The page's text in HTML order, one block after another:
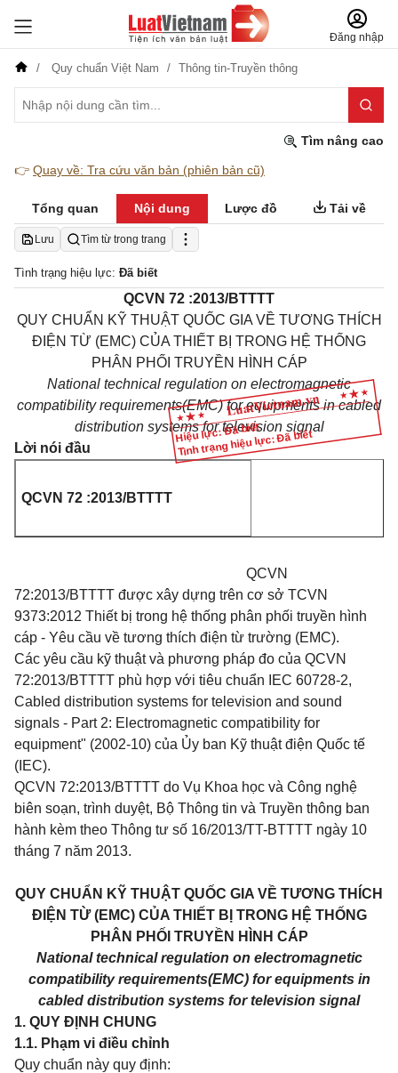
Đăng nhập
Quy chuẩn Việt Nam Thông tin-Truyền thông
Tìm nâng cao
👉 Quay về: Tra cứu văn bản (phiên bản cũ)
Tổng quan Nội dung Lược đồ Tải về
Lưu Tìm từ trong trang
Tình trạng hiệu lực: Đã biết
Hiệu lực: Đã biết
Tình trạng hiệu lực: Đã biết
QCVN 72 :2013/BTTTT
QUY CHUẨN KỸ THUẬT QUỐC GIA VỀ TƯƠNG THÍCH
ĐIỆN TỪ (EMC) CỦA THIẾT BỊ TRONG HỆ THỐNG
PHÂN PHỐI TRUYỀN HÌNH CÁP
National technical regulation on electromagnetic
compatibility requirements(EMC) for equipments in cabled
distribution systems for television signal
Lời nói đầu
QCVN 72 :2013/BTTTT
QCVN
72:2013/BTTTT được xây dựng trên cơ sở TCVN
9373:2012 Thiết bị trong hệ thống phân phối truyền hình
cáp - Yêu cầu về tương thích điện từ trường (EMC).
Các yêu cầu kỹ thuật và phương pháp đo của QCVN
72:2013/BTTTT phù hợp với tiêu chuẩn IEC 60728-2,
Cabled distribution systems for television and sound
signals - Part 2: Electromagnetic compatibility for
equipment" (2002-10) của Ủy ban Kỹ thuật điện Quốc tế
(IEC).
QCVN 72:2013/BTTTT do Vụ Khoa học và Công nghệ
biên soạn, trình duyệt, Bộ Thông tin và Truyền thông ban
hành kèm theo Thông tư số 16/2013/TT-BTTTT ngày 10
tháng 7 năm 2013.
QUY CHUẨN KỸ THUẬT QUỐC GIA VỀ TƯƠNG THÍCH
ĐIỆN TỪ (EMC) CỦA THIẾT BỊ TRONG HỆ THỐNG
PHÂN PHỐI TRUYỀN HÌNH CÁP
National technical regulation on electromagnetic
compatibility requirements(EMC) for equipments in
cabled distribution systems for television signal
1. QUY ĐỊNH CHUNG
1.1. Phạm vi điều chỉnh
Quy chuẩn này quy định: